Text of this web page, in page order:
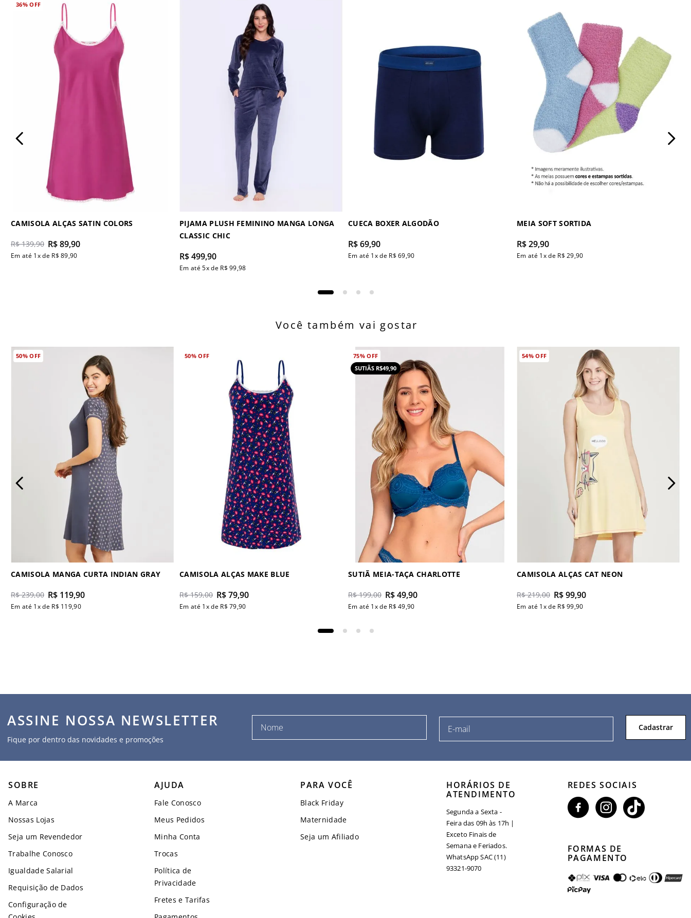
36%OFF
CAMISOLA ALÇAS SATIN COLORS
R$ 139,90 R$89,90
Em até 1x de R$ 89,90
PIJAMA PLUSH FEMININO MANGA LONGA
CLASSIC CHIC
R$499,90
Em até5x de R$ 99,98
CUECA BOXER ALGODÃO
R$69,90
Em até 1x de R$ 69,90
MEIA SOFT SORTIDA
R$29,90
Em até 1x de R$ 29,90
Você também vai gostar
50%OFF
CAMISOLA MANGA CURTA INDIAN GRAY
R$ 239,00 R$ 119,90
Em até 1x de R$ 119,90
50%OFF
CAMISOLA ALÇAS MAKE BLUE
R$ 159,00 R$79,90
Em até 1x de R$ 79,90
75%OFF
SUTIÃS R$49,90
SUTIÃ MEIA-TAÇA CHARLOTTE
R$ 199,00 R$49,90
Em até 1x de R$ 49,90
54%OFF
CAMISOLA ALÇAS CAT NEON
R$ 219,00 R$99,90
Em até 1x de R$ 99,90
ASSINE NOSSA NEWSLETTER
Fique por dentro das novidades e promoções
Cadastrar
SOBRE
A Marca
Nossas Lojas
Seja um Revendedor
Trabalhe Conosco
Igualdade Salarial
Requisição de Dados
Configuração de
AJUDA
Fale Conosco
Meus Pedidos
Minha Conta
Trocas
Política de
Privacidade
Fretes e Tarifas
PARA VOCÊ
Black Friday
Maternidade
Seja um Afiliado
HORÁRIOS DE
ATENDIMENTO
Segunda a Sexta -
Feira das 09h às 17h |
Exceto Finais de
Semana e Feriados.
WhatsApp SAC (11)
93321-9070
REDES SOCIAIS
FORMAS DE
PAGAMENTO